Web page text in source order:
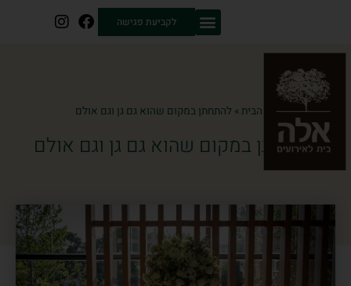
לקביעת פגישה
דף הבית » להתחתן במקום שהוא גם גן וגם אולם
להתחתן במקום שהוא גם גן וגם אולם